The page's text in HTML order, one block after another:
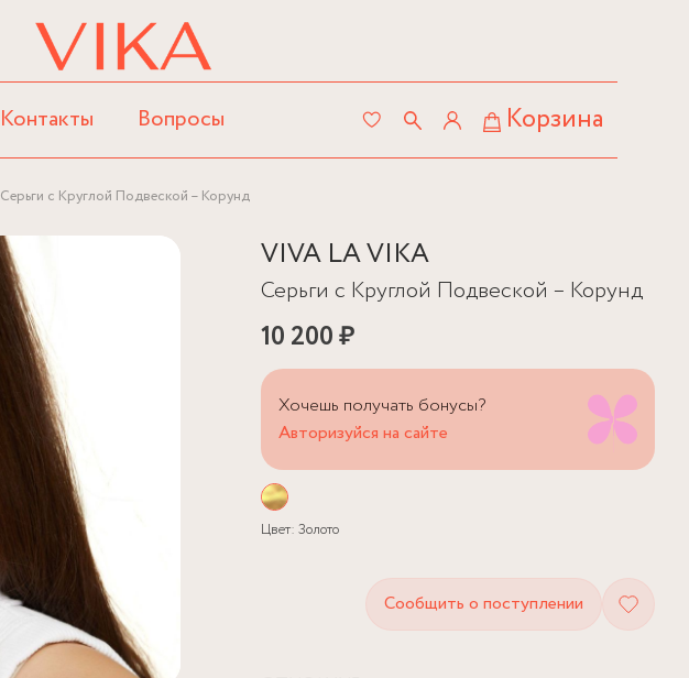
Контакты Вопросы Корзина
Серьги с Круглой Подвеской – Корунд
VIVA LA VIKA
Серьги с Круглой Подвеской – Корунд
10 200 ₽
Хочешь получать бонусы?
Авторизуйся на сайте
Цвет: Золото
Сообщить о поступлении